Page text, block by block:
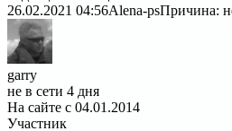
26.02.2021 04:56Alena-psПричина:
garry
не в сети 4 дня
На сайте с 04.01.2014
Участник